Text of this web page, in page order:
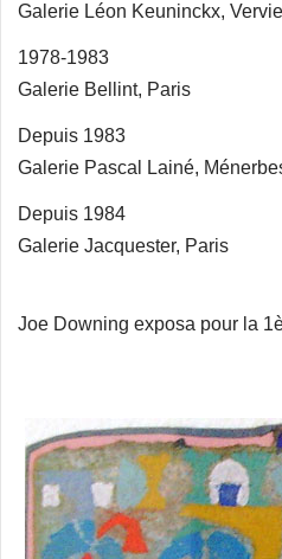
Galerie Léon Keuninckx,
1978-1983
Galerie Bellint, Paris
Depuis 1983
Galerie Pascal Lainé,
Depuis 1984
Galerie Jacquester, Paris
Joe Downing exposa pour la